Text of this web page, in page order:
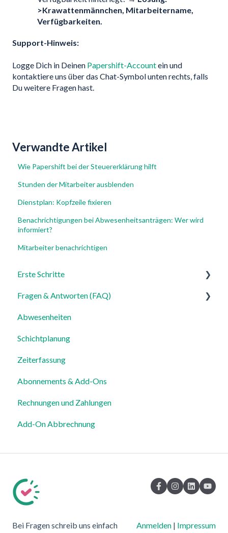
>Krawattenmännchen, Mitarbeitername,
Verfügbarkeiten.
Support-Hinweis:
Logge Dich in Deinen Papershift-Accountein und
kontaktiere uns über das Chat-Symbol unten rechts, falls
Du weitere Fragen hast.
Verwandte Artikel
Wie Papershift bei der Steuererklärung hilft
Stunden der Mitarbeiter ausblenden
Dienstplan: Kopfzeile fixieren
Benachrichtigungen bei Abwesenheitsanträgen: Wer wird
informiert?
Mitarbeiter benachrichtigen
Erste Schritte
Für Admins
Für Mitarbeiter
Einstellungen
Fragen & Antworten (FAQ)
Login, Account & Sicherheit
Mitarbeiterverwaltung
Mitarbeiterprofile & Stammdaten
Standorte & Arbeitsbereiche
Zeiterfassung, Soll-Stunden & Abwesenheiten
Dienstplanung & Spezialfälle
Export
System & Status
Abwesenheiten
Schichtplanung
Zeiterfassung
Abonnements & Add-Ons
Rechnungen und Zahlungen
Add-On Abbrechnung
Bei Fragen schreib uns einfach
Anmelden | Impressum